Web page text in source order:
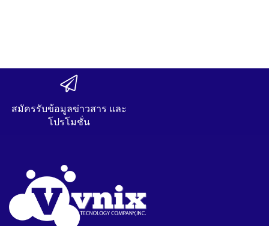
สมัครรับข้อมูลข่าวสาร และ
โปรโมชั่น